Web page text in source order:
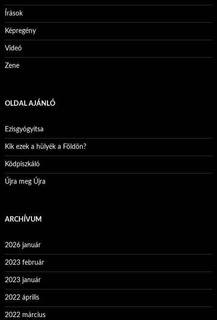
Írások
Képregény
Videó
Zene
OLDAL AJÁNLÓ
Ezisgyógyítsa
Kik ezek a hülyék a Földön?
Ködpiszkáló
Újra meg Újra
ARCHÍVUM
2026 január
2023 február
2023 január
2022 április
2022 március